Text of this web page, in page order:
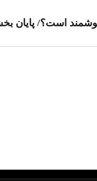
است؟/ پایان